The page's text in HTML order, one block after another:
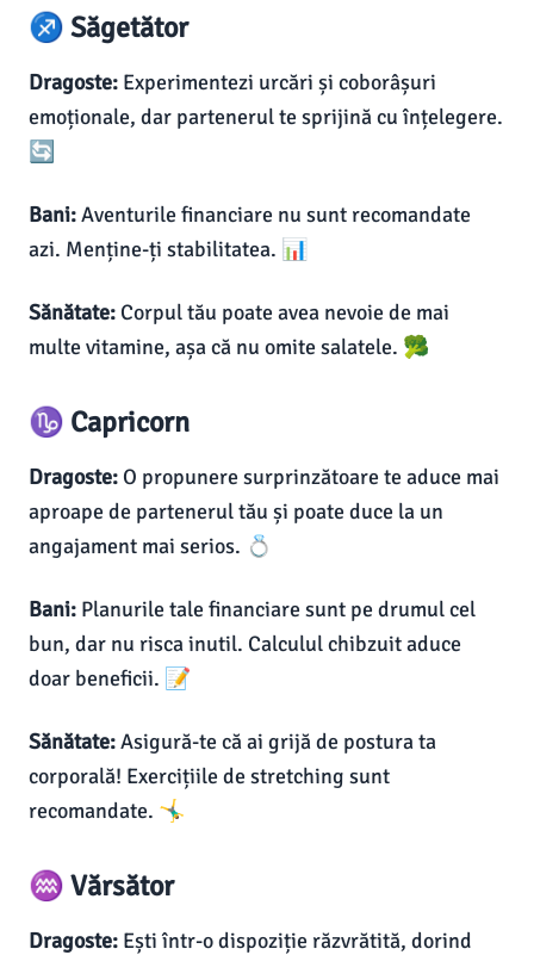
♐ Săgetător
Dragoste: Experimentezi urcări și coborâșuri
emoționale, dar partenerul te sprijină cu înțelegere.
🔄
Bani:Aventurile financiare nu sunt recomandate
azi. Menține-ți stabilitatea. 📊
Sănătate: Corpul tău poate avea nevoie de mai
multe vitamine, așa că nu omite salatele. 🥦
♑ Capricorn
Dragoste: O propunere surprinzătoare te aduce mai
aproape de partenerul tău și poate duce la un
angajament mai serios. 💍
Bani: Planurile tale financiare sunt pe drumul cel
bun, dar nu risca inutil. Calculul chibzuit aduce
doar beneficii. 📝
Sănătate:Asigură-te că ai grijă de postura ta
corporală! Exercițiile de stretching sunt
recomandate. 🤸‍♂️
♒ Vărsător
Dragoste: Ești într-o dispoziție răzvrătită, dorind